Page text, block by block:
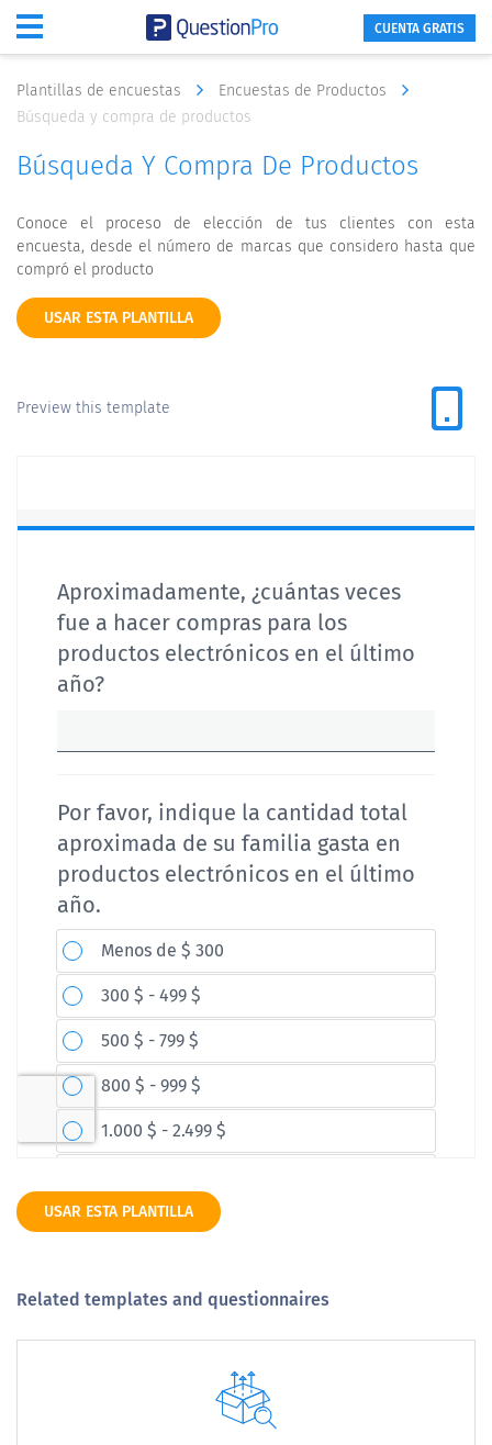
CUENTA GRATIS
Plantillas de encuestas
Encuestas de Productos
Búsqueda y compra de productos
Búsqueda Y Compra De Productos
Conoce el proceso de elección de tus clientes con esta
encuesta, desde el número de marcas que considero hasta que
compró el producto
USAR ESTA PLANTILLA
Preview this template
USAR ESTA PLANTILLA
Related templates and questionnaires